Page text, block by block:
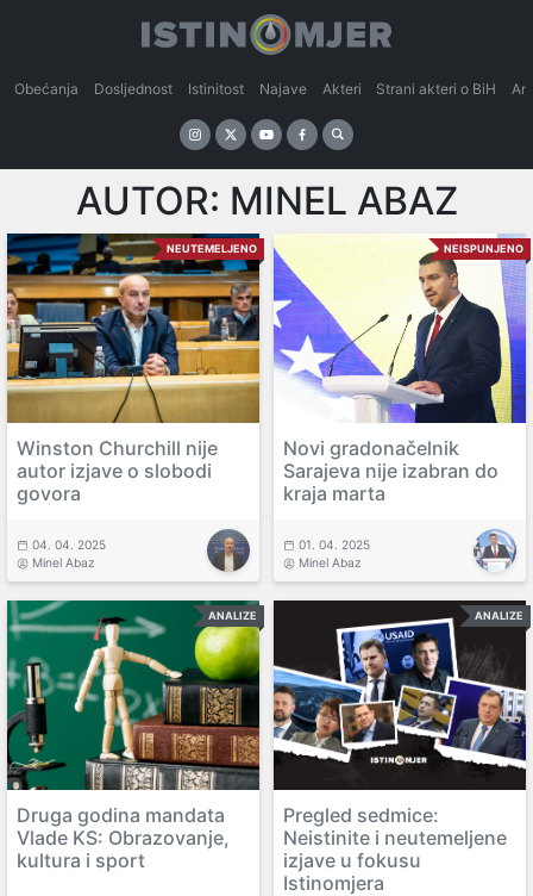
Obećanja Dosljednost Istinitost Najave Akteri Strani akteri o BiH
AUTOR: MINEL ABAZ
NEUTEMELJENO
Winston Churchill nije
autor izjave o slobodi
govora
04. 04. 2025
Minel Abaz
NEISPUNJENO
Novi gradonačelnik
Sarajeva nije izabran do
kraja marta
01. 04. 2025
Minel Abaz
ANALIZE
Druga godina mandata
Vlade KS: Obrazovanje,
kultura i sport
ANALIZE
Pregled sedmice:
Neistinite i neutemeljene
izjave u fokusu
Istinomjera